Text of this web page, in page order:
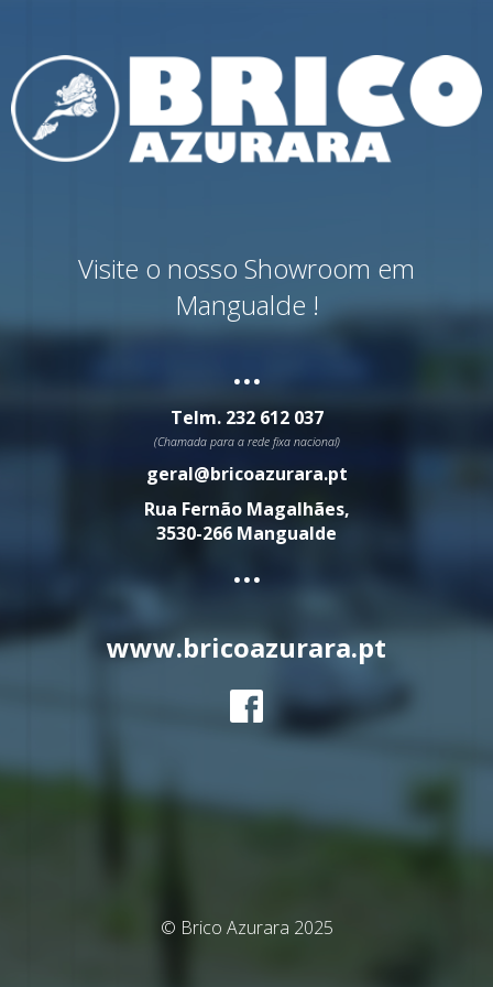
Visite o nosso Showroom em
Mangualde !
...
Telm. 232 612 037
(Chamada para a rede fixa nacional)
geral@bricoazurara.pt
Rua Fernão Magalhães,
3530-266 Mangualde
...
www.bricoazurara.pt
© Brico Azurara 2025